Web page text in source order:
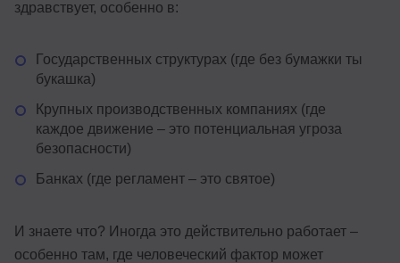
здравствует, особенно в:
Государственных структурах (где без бумажки ты
букашка)
Крупных производственных компаниях (где
каждое движение – это потенциальная угроза
безопасности)
Банках (где регламент – это святое)
И знаете что? Иногда это действительно работает –
особенно там, где человеческий фактор может